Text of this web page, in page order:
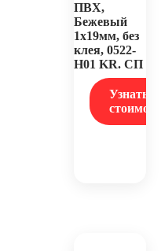
ПВХ,
Бежевый
1х19мм, без
клея, 0522-
Н01 KR. СП
Узнать
стоимость